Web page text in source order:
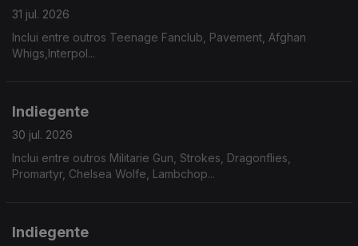
31 jul. 2026
Inclui entre outros Teenage Fanclub, Pavement, Afghan
Whigs,Interpol...
Indiegente
30 jul. 2026
Inclui entre outros Militarie Gun, Strokes, Dragonflies,
Promartyr, Chelsea Wolfe, Lambchop...
Indiegente